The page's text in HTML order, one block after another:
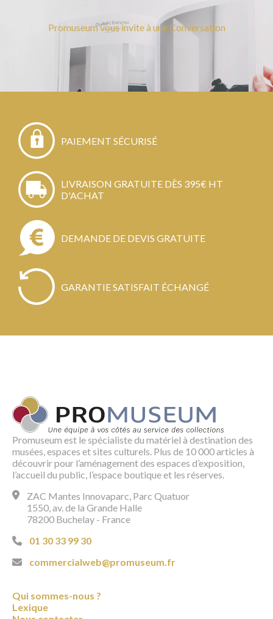
Promuseum vous invite à une Conversation
PAIEMENT SÉCURISÉ
LIVRAISON GRATUITE DÈS 395€ HT
D'ACHAT
DEMANDE DE DEVIS GRATUITE
GARANTIE SATISFAIT ÉCHANGÉ
Promuseum est le spécialiste du matériel à destination des
musées, espaces et sites culturels. Plus de 10 000 articles à
découvrir pour l’aménagement des espaces d’exposition,
l’accueil du public, l’espace boutique et les réserves.
ZAC Mantes Innovaparc, Parc Quatuor
1550, av. de la Grande Halle
78200 Buchelay - France
01 30 33 99 30
commercialweb@promuseum.fr
Qui sommes-nous ?
Lexique